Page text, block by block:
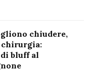
chiudere,
chirurgia:
bluff al